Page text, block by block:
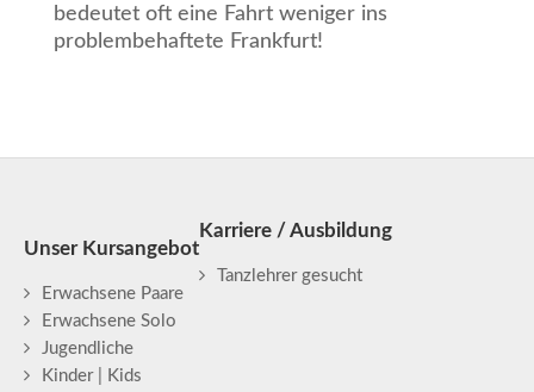
bedeutet oft eine Fahrt weniger ins
problembehaftete Frankfurt!
Unser Kursangebot
Erwachsene Paare
Erwachsene Solo
Jugendliche
Kinder | Kids
Karriere / Ausbildung
Tanzlehrer gesucht